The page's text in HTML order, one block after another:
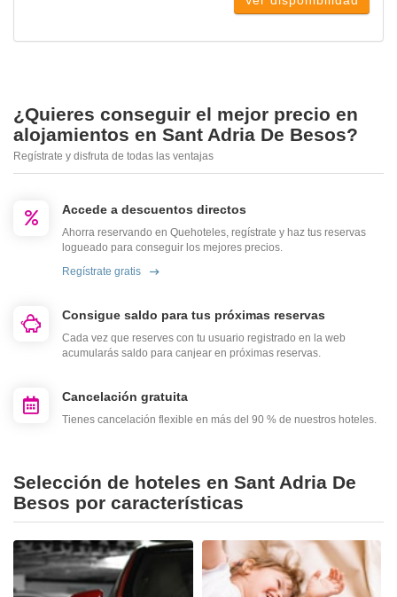
¿Quieres conseguir el mejor precio en
alojamientos en Sant Adria De Besos?
Regístrate y disfruta de todas las ventajas
Accede a descuentos directos
Ahorra reservando en Quehoteles, regístrate y haz tus reservas
logueado para conseguir los mejores precios.
Regístrate gratis
Consigue saldo para tus próximas reservas
Cada vez que reserves con tu usuario registrado en la web
acumularás saldo para canjear en próximas reservas.
Cancelación gratuita
Tienes cancelación flexible en más del 90 % de nuestros hoteles.
Selección de hoteles en Sant Adria De
Besos por características